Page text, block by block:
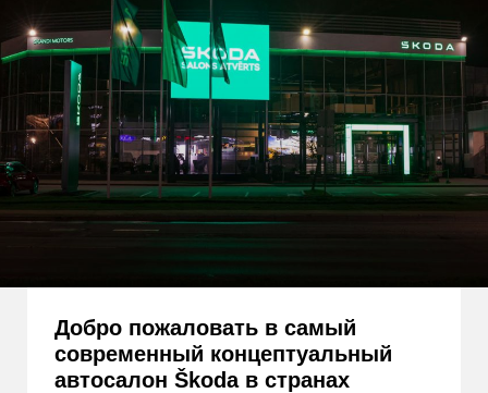
Добро пожаловать в самый
современный концептуальный
автосалон Škoda в странах